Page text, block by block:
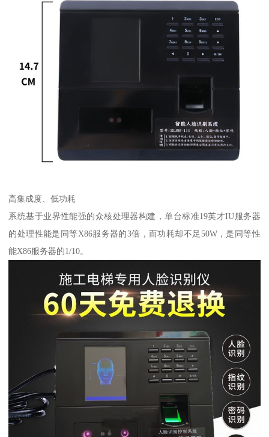
高集成度、低功耗
系统基于业界性能强的众核处理器构建，单台标准19英才IU服务器
的处理性能是同等X86服务器的3倍，而功耗却不足50W，是同等性
能X86服务器的1/10。